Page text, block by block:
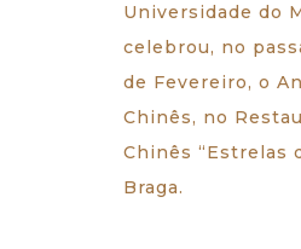
Universidade do
celebrou, no
de Fevereiro, o
Chinês, no
Chinês “Estrelas
Braga.